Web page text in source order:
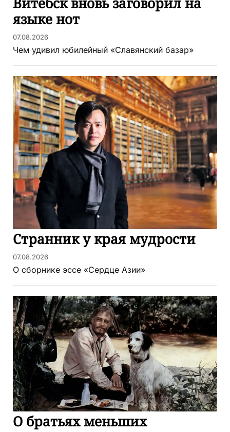
языке нот
07.08.2026
Чем удивил юбилейный «Славянский базар»
Странник у края мудрости
07.08.2026
О сборнике эссе «Сердце Азии»
О братьях меньших